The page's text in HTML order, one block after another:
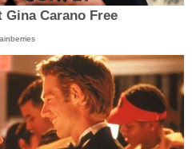
Carano Free